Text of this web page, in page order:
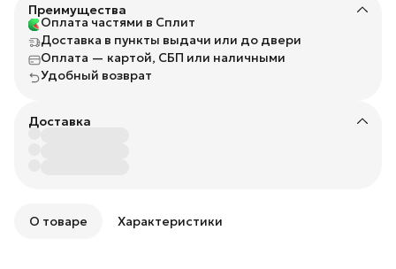
Преимущества
Оплата частями в Сплит
Доставка в пункты выдачи или до двери
Оплата — картой, СБП или наличными
Удобный возврат
Доставка
О товаре Характеристики